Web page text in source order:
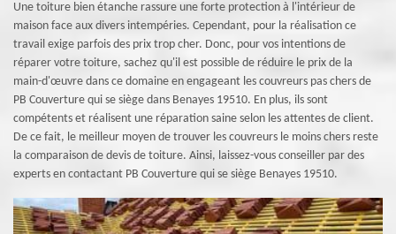
Une toiture bien étanche rassure une forte protection à l'intérieur de
maison face aux divers intempéries. Cependant, pour la réalisation ce
travail exige parfois des prix trop cher. Donc, pour vos intentions de
réparer votre toiture, sachez qu'il est possible de réduire le prix de la
main-d'œuvre dans ce domaine en engageant les couvreurs pas chers de
PB Couverture qui se siège dans Benayes 19510. En plus, ils sont
compétents et réalisent une réparation saine selon les attentes de client.
De ce fait, le meilleur moyen de trouver les couvreurs le moins chers reste
la comparaison de devis de toiture. Ainsi, laissez-vous conseiller par des
experts en contactant PB Couverture qui se siège Benayes 19510.